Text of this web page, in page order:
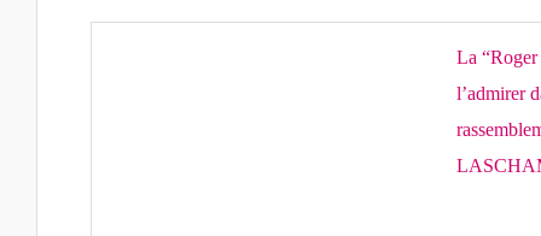
La
l’admirer